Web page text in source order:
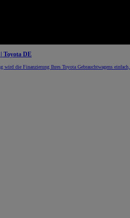
Toyota DE
wird die Finanzierung Ihres Toyota Gebrauchtwagens einfach,